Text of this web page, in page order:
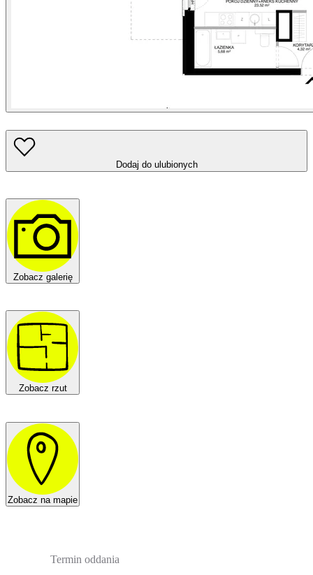
Dodaj do ulubionych
Zobacz galerię
Zobacz rzut
Zobacz na mapie
Termin oddania